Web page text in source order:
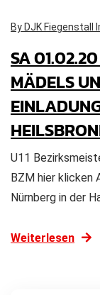
By DJK Fiegenstall
SA
MÄDELS
U11
BZM hier klicken
Nürnberg in der
Weiterlesen